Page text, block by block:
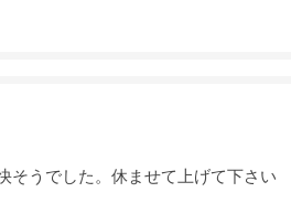
うでした。休ませて上げて下さい